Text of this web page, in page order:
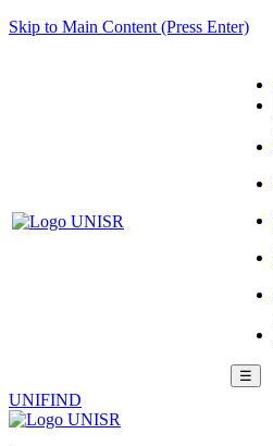
Skip to Main Content (Press Enter)
☰
UNIFIND